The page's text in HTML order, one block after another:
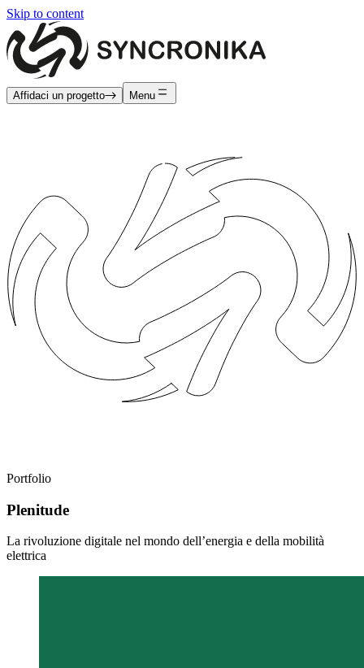
Skip to content
Affidaci un progetto Menu
Portfolio
Plenitude
La rivoluzione digitale nel mondo dell’energia e della mobilità
elettrica